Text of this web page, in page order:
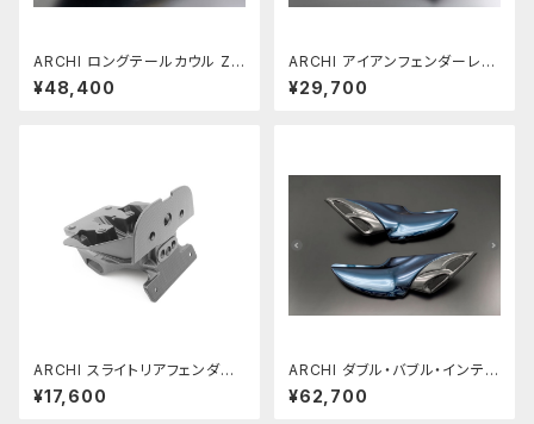
ARCHI ロングテールカウル Z9
00RS SE メタリックディアブロ
ブラック イエローボール
¥48,400
ARCHI アイアンフェンダーレス
キット Z900RS (ARCHIロング
テールカウル専用 )
¥29,700
ARCHI スライトリアフェンダー
Z900RS (ARCHIロングテール
カウル用 )
¥17,600
ARCHI ダブル・バブル・インテー
ク(D.B.I) Z900RS キャンディ
ートーンブルー
¥62,700